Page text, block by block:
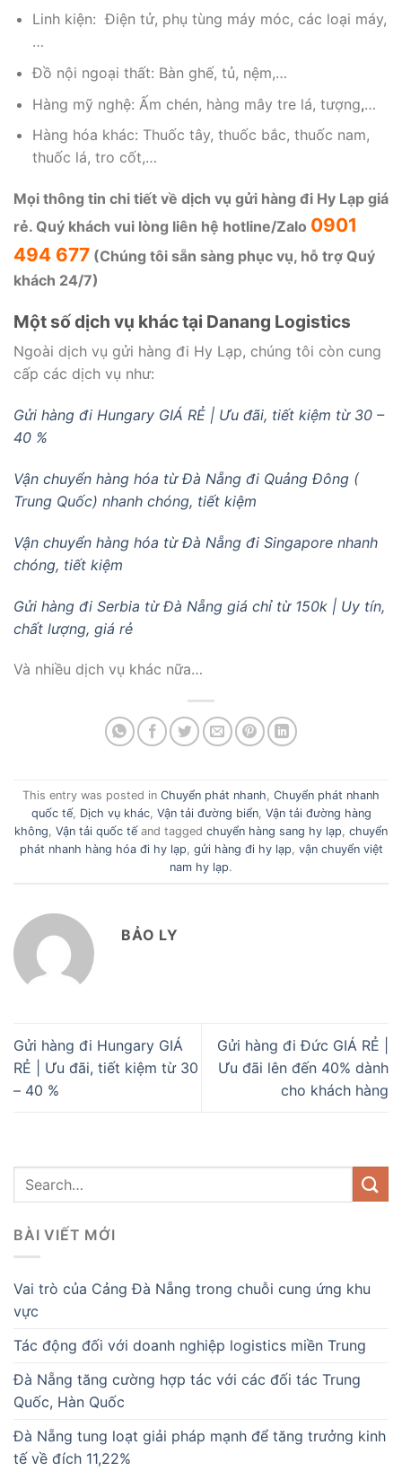
Linh kiện: Điện tử, phụ tùng máy móc, các loại máy,
…
Đồ nội ngoại thất: Bàn ghế, tủ, nệm,…
Hàng mỹ nghệ: Ấm chén, hàng mây tre lá, tượng,…
Hàng hóa khác: Thuốc tây, thuốc bắc, thuốc nam,
thuốc lá, tro cốt,…
Mọi thông tin chi tiết về dịch vụ gửi hàng đi Hy Lạp giá
rẻ. Quý khách vui lòng liên hệ hotline/Zalo 0901
494 677 (Chúng tôi sẵn sàng phục vụ, hỗ trợ Quý
khách 24/7)
Một số dịch vụ khác tại Danang Logistics
Ngoài dịch vụ gửi hàng đi Hy Lạp, chúng tôi còn cung
cấp các dịch vụ như:
Gửi hàng đi Hungary GIÁ RẺ | Ưu đãi, tiết kiệm từ 30 –
40 %
Vận chuyển hàng hóa từ Đà Nẵng đi Quảng Đông (
Trung Quốc) nhanh chóng, tiết kiệm
Vận chuyển hàng hóa từ Đà Nẵng đi Singapore nhanh
chóng, tiết kiệm
Gửi hàng đi Serbia từ Đà Nẵng giá chỉ từ 150k | Uy tín,
chất lượng, giá rẻ
Và nhiều dịch vụ khác nữa…
This entry was posted in Chuyển phát nhanh Chuyển phát nhanh
quốc tế, Dịch vụ khác, Vận tải đường biển, Vận tải đường hàng
không Vận tải quốc tếand tagged chuyển hàng sang hy lạp chuyển
phát nhanh hàng hóa đi hy lạp gửi hàng đi hy lạp vận chuyển việt
nam hy lạp.
BẢO LY
Gửi hàng đi Hungary GIÁ
RẺ | Ưu đãi, tiết kiệm từ 30
– 40 %
Gửi hàng đi Đức GIÁ RẺ |
Ưu đãi lên đến 40% dành
cho khách hàng
BÀI VIẾT MỚI
Vai trò của Cảng Đà Nẵng trong chuỗi cung ứng khu
vực
Tác động đối với doanh nghiệp logistics miền Trung
Đà Nẵng tăng cường hợp tác với các đối tác Trung
Quốc, Hàn Quốc
Đà Nẵng tung loạt giải pháp mạnh để tăng trưởng kinh
tế về đích 11,22%